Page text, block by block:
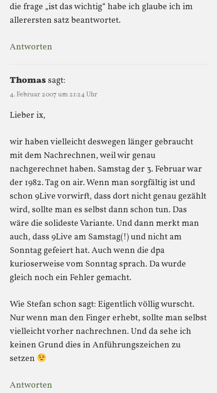
die frage „ist das wichtig“ habe ich glaube ich im
allerersten satz beantwortet.
Antworten
Thomassagt:
4. Februar 2007 um 21:24 Uhr
Lieber ix,
wir haben vielleicht deswegen länger gebraucht
mit dem Nachrechnen, weil wir genau
nachgerechnet haben. Samstag der 3. Februar war
der 1982. Tag on air. Wenn man sorgfältig ist und
schon 9Live vorwirft, dass dort nicht genau gezählt
wird, sollte man es selbst dann schon tun. Das
wäre die solideste Variante. Und dann merkt man
auch, dass 9Live am Samstag(!) und nicht am
Sonntag gefeiert hat. Auch wenn die dpa
kurioserweise vom Sonntag sprach. Da wurde
gleich noch ein Fehler gemacht.
Wie Stefan schon sagt: Eigentlich völlig wurscht.
Nur wenn man den Finger erhebt, sollte man selbst
vielleicht vorher nachrechnen. Und da sehe ich
keinen Grund dies in Anführungszeichen zu
setzen
Antworten